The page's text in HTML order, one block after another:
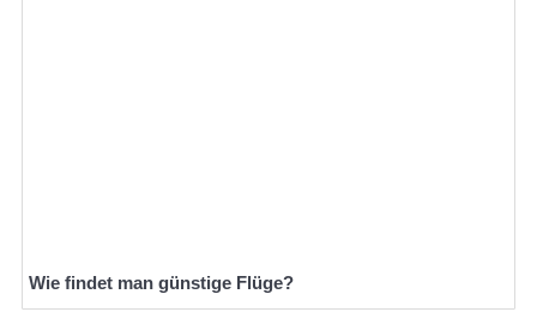
Wie findet man günstige Flüge?